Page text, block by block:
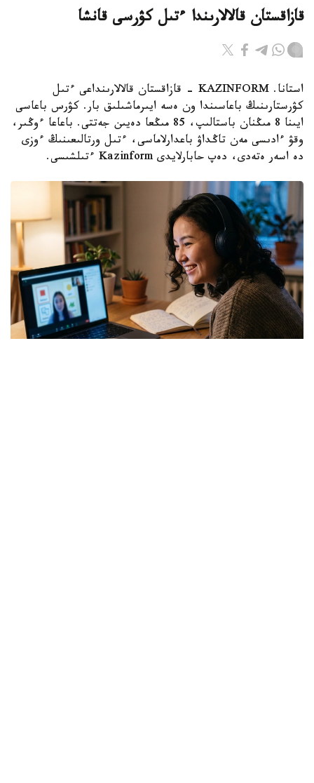
قازاقستان قالالارىندا ءتىل كۋرسى قانشا
استانا. KAZINFORM - قازاقستان قالالارىنداعى ءتىل
كۋرستارىنىڭ باعاسىندا ون ەسە ايىرماشىلىق بار. كۋرس باعاسى
ايىنا 8 مىڭنان باستالىپ، 85 مىڭعا دەيىن جەتتى. باعاعا ءوڭىر،
وقۋ ءادىسى مەن تاڭداۋ باعدارلاماسى، ءتىل ورتالىعىنىڭ ءوزى
دە اسەر ەتەدى، دەپ حابارلايدى Kazinform ءتىلشىسى.